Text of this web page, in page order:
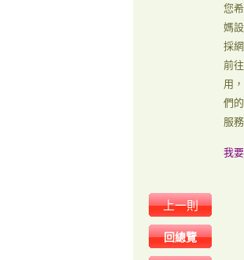
您
媽
採
前
用
們
服
我
上一則
回總覽